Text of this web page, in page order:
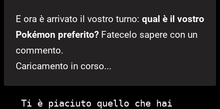
E ora è arrivato il vostro turno: qual è il vostro
Pokémon preferito? Fatecelo sapere con un
commento.
Caricamento in corso...
Ti è piaciuto quello che hai